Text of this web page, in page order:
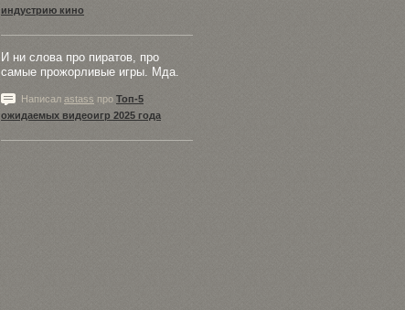
индустрию кино
И ни слова про пиратов, про
самые прожорливые игры. Мда.
Написал astass про Топ-5
ожидаемых видеоигр 2025 года